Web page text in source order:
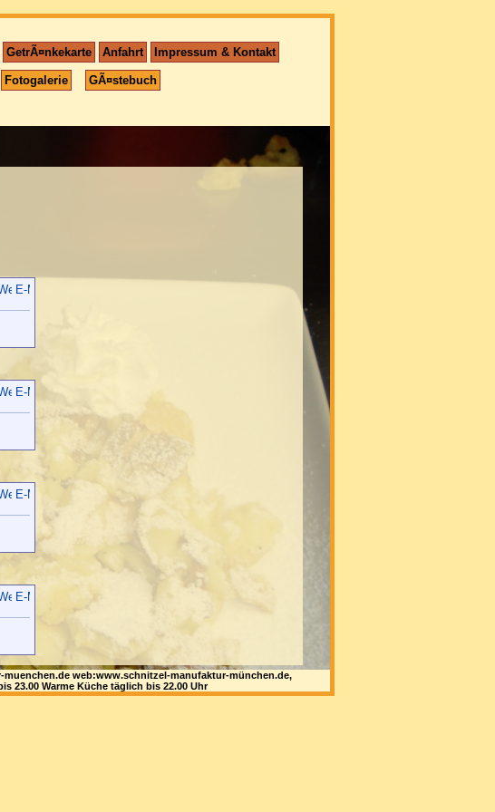
GetrÃ¤nkekarte Anfahrt Impressum & Kontakt
Fotogalerie GÃ¤stebuch
muenchen.de web:www.schnitzel-manufaktur-münchen.de,
23.00 Warme Küche täglich bis 22.00 Uhr